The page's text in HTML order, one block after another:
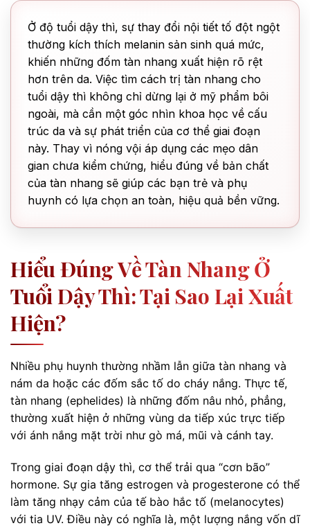
Ở độ tuổi dậy thì, sự thay đổi nội tiết tố đột ngột
thường kích thích melanin sản sinh quá mức,
khiến những đốm tàn nhang xuất hiện rõ rệt
hơn trên da. Việc tìm cách trị tàn nhang cho
tuổi dậy thì không chỉ dừng lại ở mỹ phẩm bôi
ngoài, mà cần một góc nhìn khoa học về cấu
trúc da và sự phát triển của cơ thể giai đoạn
này. Thay vì nóng vội áp dụng các mẹo dân
gian chưa kiểm chứng, hiểu đúng về bản chất
của tàn nhang sẽ giúp các bạn trẻ và phụ
huynh có lựa chọn an toàn, hiệu quả bền vững.
Hiểu Đúng Về Tàn Nhang Ở
Tuổi Dậy Thì: Tại Sao Lại Xuất
Hiện?
Nhiều phụ huynh thường nhầm lẫn giữa tàn nhang và
nám da hoặc các đốm sắc tố do cháy nắng. Thực tế,
tàn nhang (ephelides) là những đốm nâu nhỏ, phẳng,
thường xuất hiện ở những vùng da tiếp xúc trực tiếp
với ánh nắng mặt trời như gò má, mũi và cánh tay.
Trong giai đoạn dậy thì, cơ thể trải qua “cơn bão”
hormone. Sự gia tăng estrogen và progesterone có thể
làm tăng nhạy cảm của tế bào hắc tố (melanocytes)
với tia UV. Điều này có nghĩa là, một lượng nắng vốn dĩ